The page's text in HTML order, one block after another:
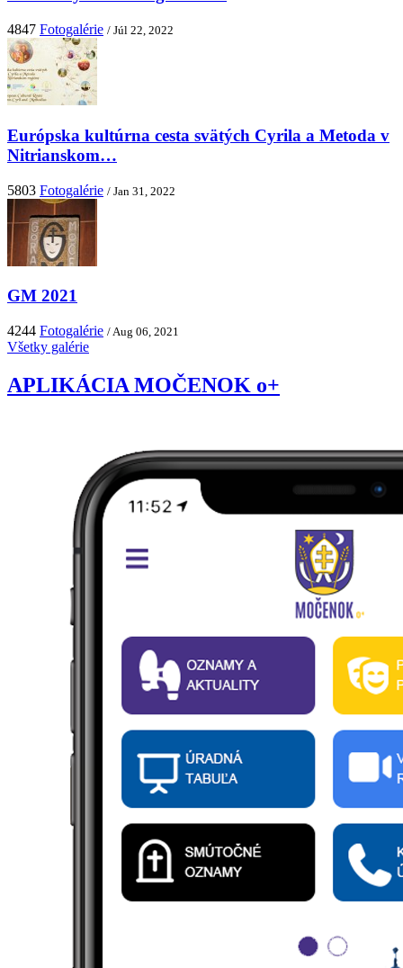
4847 Fotogalérie / Júl 22, 2022
Európska kultúrna cesta svätých Cyrila a Metoda v
Nitrianskom…
5803 Fotogalérie / Jan 31, 2022
GM 2021
4244 Fotogalérie / Aug 06, 2021
Všetky galérie
APLIKÁCIA MOČENOK o+